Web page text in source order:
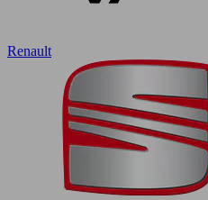
Renault